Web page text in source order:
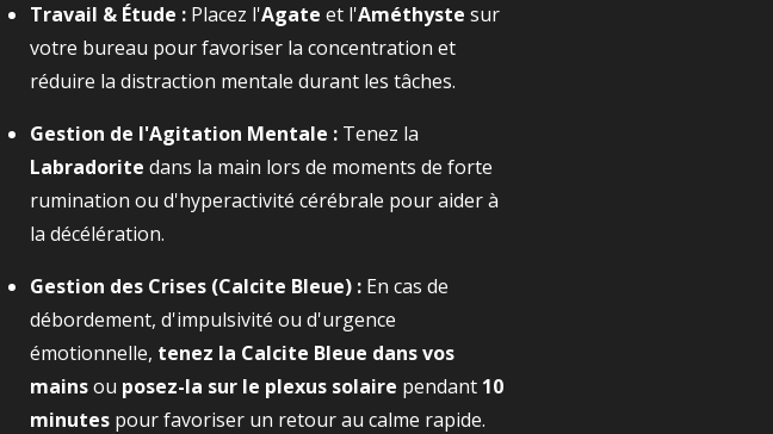
Travail & Étude : Placez l'Agate et l'Améthyste sur
votre bureau pour favoriser la concentration et
réduire la distraction mentale durant les tâches.
Gestion de l'Agitation Mentale : Tenez la
Labradorite dans la main lors de moments de forte
rumination ou d'hyperactivité cérébrale pour aider à
la décélération.
Gestion des Crises (Calcite Bleue) : En cas de
débordement, d'impulsivité ou d'urgence
émotionnelle, tenez la Calcite Bleue dans vos
mainsou posez-la sur le plexus solaire pendant 10
minutes pour favoriser un retour au calme rapide.